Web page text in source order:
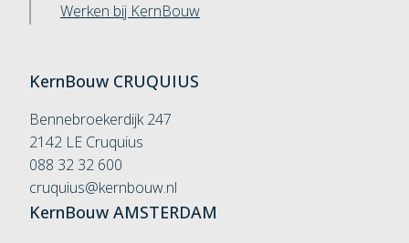
Werken bij KernBouw
KernBouw CRUQUIUS
Bennebroekerdijk 247
2142 LE Cruquius
088 32 32 600
cruquius@kernbouw.nl
KernBouw AMSTERDAM